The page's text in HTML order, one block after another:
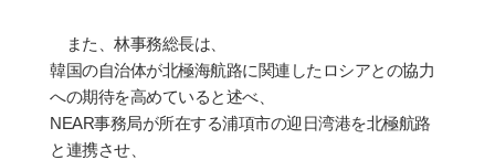
また、林事務総長は、
韓国の自治体が北極海航路に関連したロシアとの協力
への期待を高めていると述べ、
NEAR事務局が所在する浦項市の迎日湾港を北極航路
と連携させ、